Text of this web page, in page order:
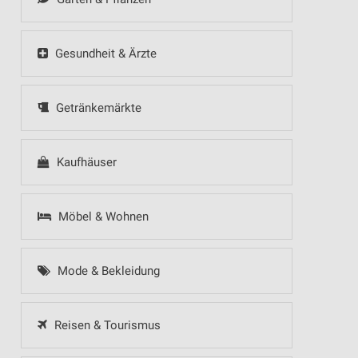
Gesundheit & Ärzte
Getränkemärkte
Kaufhäuser
Möbel & Wohnen
Mode & Bekleidung
Reisen & Tourismus